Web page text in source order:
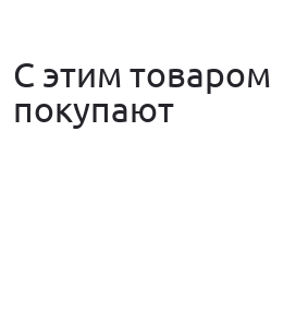
С этим товаром
покупают